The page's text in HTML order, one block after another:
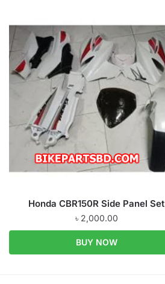
Honda CBR150R Side Panel Set
৳ 2,000.00
BUY NOW